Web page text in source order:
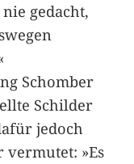
gedacht,
Schomber
Schilder
jedoch
»Es